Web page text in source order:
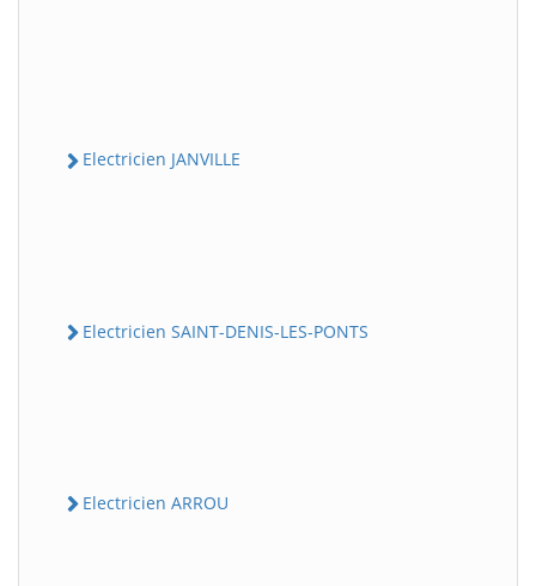
Electricien JANVILLE
Electricien SAINT-DENIS-LES-PONTS
Electricien ARROU